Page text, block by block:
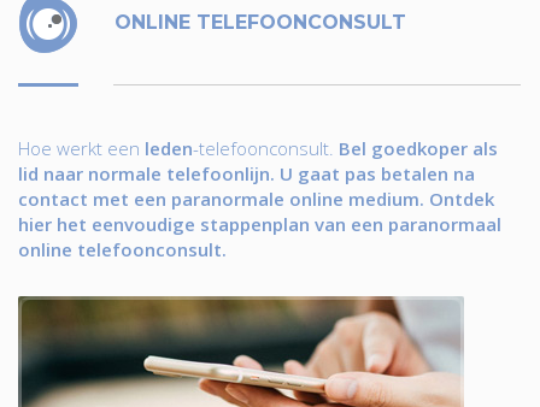
ONLINE TELEFOONCONSULT
Hoe werkt een leden-telefoonconsult. Bel goedkoper als
lid naar normale telefoonlijn. U gaat pas betalen na
contact met een paranormale online medium. Ontdek
hier het eenvoudige stappenplan van een paranormaal
online telefoonconsult.